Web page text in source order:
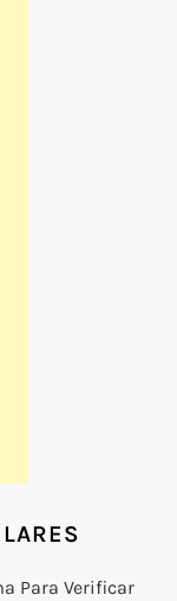
Para Verificar